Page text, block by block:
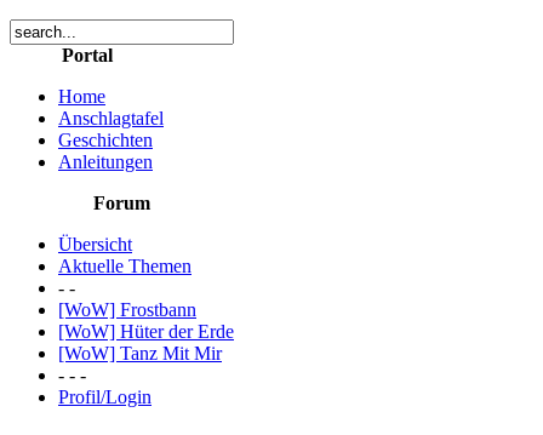
Portal
Home
Anschlagtafel
Geschichten
Anleitungen
Forum
Übersicht
Aktuelle Themen
- -
[WoW] Frostbann
[WoW] Hüter der Erde
[WoW] Tanz Mit Mir
- - -
Profil/Login